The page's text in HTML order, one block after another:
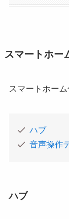
スマートホー
スマートホー
ハブ
音声操作
ハブ